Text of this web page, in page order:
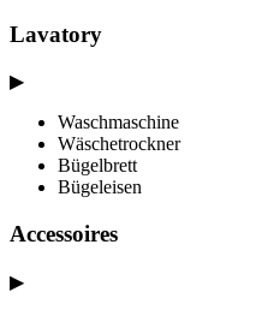
Lavatory
▶
Waschmaschine
Wäschetrockner
Bügelbrett
Bügeleisen
Accessoires
▶